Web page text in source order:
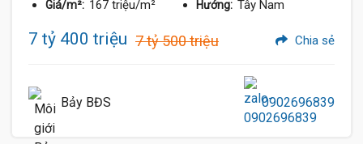
Giá/m²: 167 triệu/m² Hướng: Tây Nam
7 tỷ 400 triệu 7 tỷ 500 triệu Chia sẻ
Bảy BĐS 0902696839